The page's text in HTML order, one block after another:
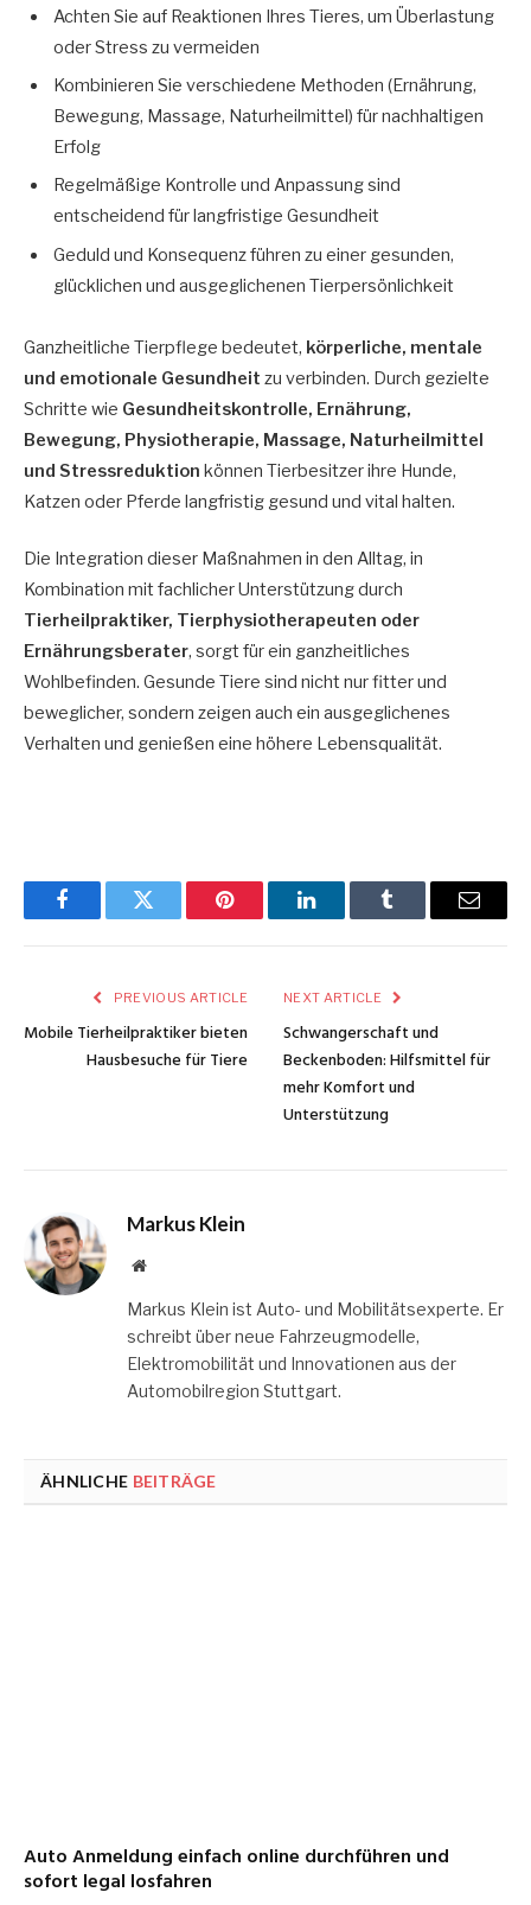
Achten Sie auf Reaktionen Ihres Tieres, um Überlastung
oder Stress zu vermeiden
Kombinieren Sie verschiedene Methoden (Ernährung,
Bewegung, Massage, Naturheilmittel) für nachhaltigen
Erfolg
Regelmäßige Kontrolle und Anpassung sind
entscheidend für langfristige Gesundheit
Geduld und Konsequenz führen zu einer gesunden,
glücklichen und ausgeglichenen Tierpersönlichkeit
Ganzheitliche Tierpflege bedeutet, körperliche, mentale
und emotionale Gesundheit zu verbinden. Durch gezielte
Schritte wie Gesundheitskontrolle, Ernährung,
Bewegung, Physiotherapie, Massage, Naturheilmittel
und Stressreduktion können Tierbesitzer ihre Hunde,
Katzen oder Pferde langfristig gesund und vital halten.
Die Integration dieser Maßnahmen in den Alltag, in
Kombination mit fachlicher Unterstützung durch
Tierheilpraktiker, Tierphysiotherapeuten oder
Ernährungsberater, sorgt für ein ganzheitliches
Wohlbefinden. Gesunde Tiere sind nicht nur fitter und
beweglicher, sondern zeigen auch ein ausgeglichenes
Verhalten und genießen eine höhere Lebensqualität.
FacebookTwitter Pinterest LinkedInTumblr Email
PREVIOUS ARTICLE
Mobile Tierheilpraktiker bieten
Hausbesuche für Tiere
NEXT ARTICLE
Schwangerschaft und
Beckenboden: Hilfsmittel für
mehr Komfort und
Unterstützung
Markus Klein
Website
Markus Klein ist Auto- und Mobilitätsexperte. Er
schreibt über neue Fahrzeugmodelle,
Elektromobilität und Innovationen aus der
Automobilregion Stuttgart.
ÄHNLICHE BEITRÄGE
Auto Anmeldung einfach online durchführen und
sofort legal losfahren